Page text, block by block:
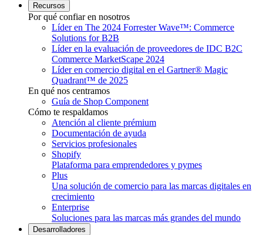
Recursos
Por qué confiar en nosotros
Líder en The 2024 Forrester Wave™: Commerce
Solutions for B2B
Líder en la evaluación de proveedores de IDC B2C
Commerce MarketScape 2024
Líder en comercio digital en el Gartner® Magic
Quadrant™ de 2025
En qué nos centramos
Guía de Shop Component
Cómo te respaldamos
Atención al cliente prémium
Documentación de ayuda
Servicios profesionales
Shopify
Plataforma para emprendedores y pymes
Plus
Una solución de comercio para las marcas digitales en
crecimiento
Enterprise
Soluciones para las marcas más grandes del mundo
Desarrolladores